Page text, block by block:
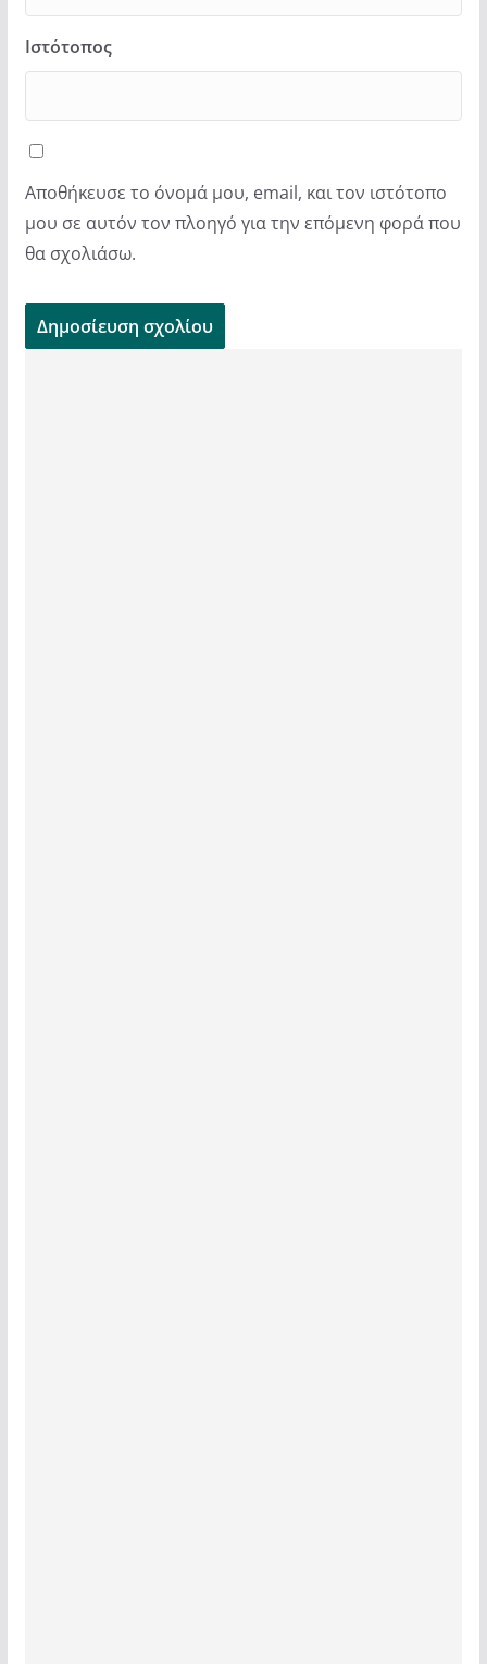
Ιστότοπος
Αποθήκευσε το όνομά μου, email, και τον ιστότοπο
μου σε αυτόν τον πλοηγό για την επόμενη φορά που
θα σχολιάσω.